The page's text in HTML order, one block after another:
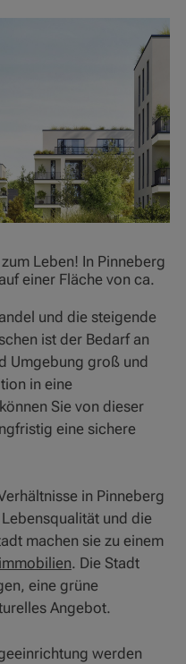
Leben! In Pinneberg
einer Fläche von ca.
und die steigende
ist der Bedarf an
Umgebung groß und
in eine
Sie von dieser
eine sichere
in Pinneberg
und die
machen sie zu einem
. Die Stadt
eine grüne
Angebot.
werden